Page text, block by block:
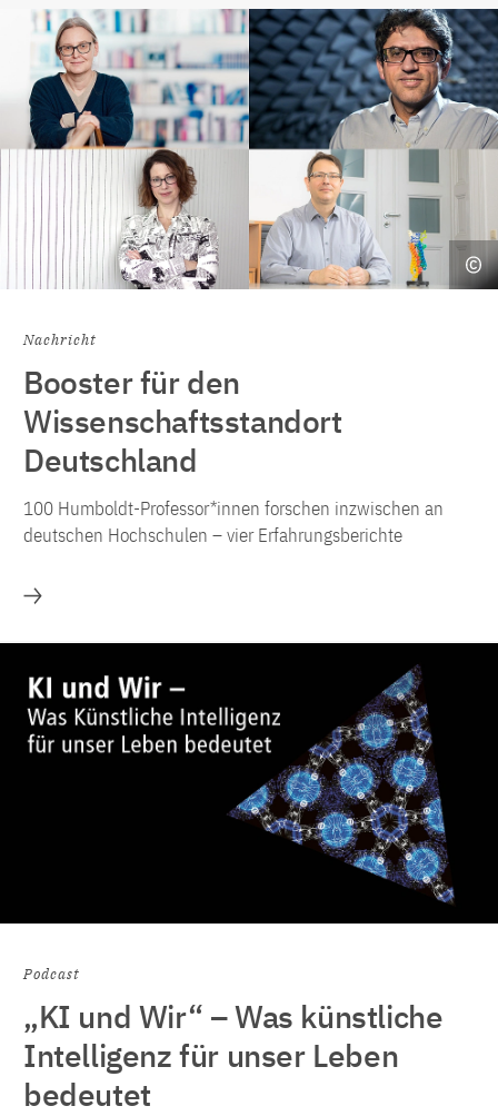
Nachricht
Booster für den
Wissenschaftsstandort
Deutschland
100 Humboldt-Professor*innen forschen inzwischen an
deutschen Hochschulen – vier Erfahrungsberichte
Podcast
„KI und Wir“ – Was künstliche
Intelligenz für unser Leben
bedeutet